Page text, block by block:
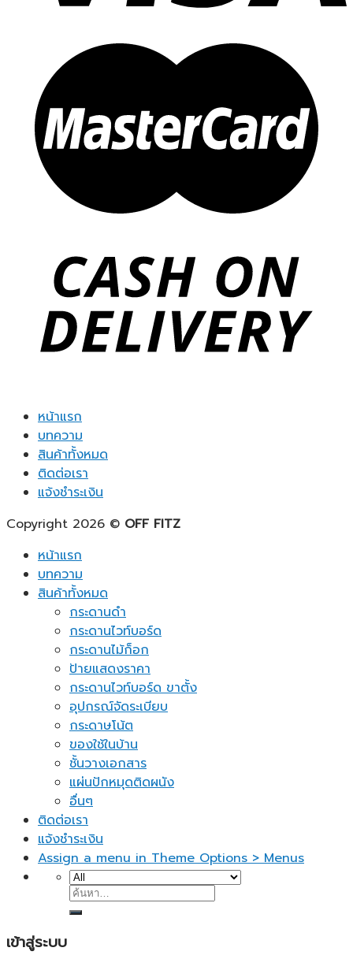
หน้าแรก
บทความ
สินค้าทั้งหมด
ติดต่อเรา
แจ้งชำระเงิน
Copyright 2026 © OFF FITZ
หน้าแรก
บทความ
สินค้าทั้งหมด
กระดานดำ
กระดานไวท์บอร์ด
กระดานไม้ก็อก
ป้ายแสดงราคา
กระดานไวท์บอร์ด ขาตั้ง
อุปกรณ์จัดระเบียบ
กระดาษโน้ต
ของใช้ในบ้าน
ชั้นวางเอกสาร
แผ่นปักหมุดติดผนัง
อื่นๆ
ติดต่อเรา
แจ้งชำระเงิน
Assign a menu in Theme Options > Menus
ค้นหา:
เข้าสู่ระบบ